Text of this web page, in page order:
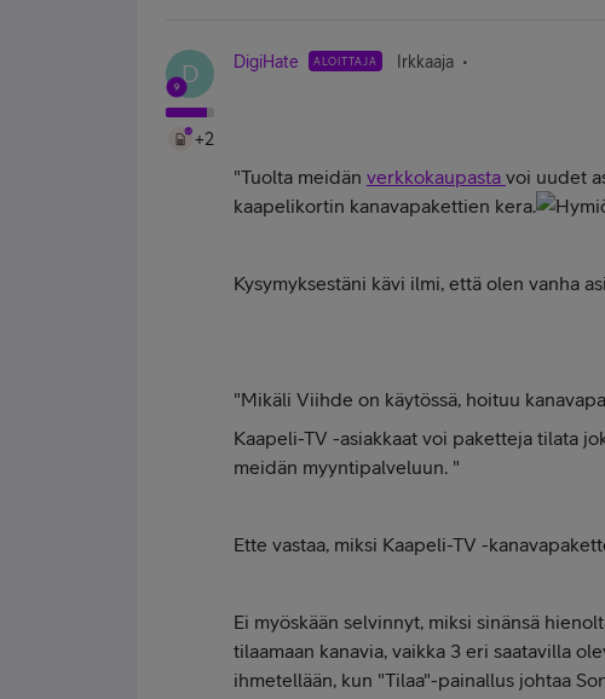
D
+2
DigiHate ALOITTAJA Irkkaaja
"Tuolta meidän verkkokaupasta voi uudet
kaapelikortin kanavapakettien kera.
Kysymyksestäni kävi ilmi, että olen vanha
"Mikäli Viihde on käytössä, hoituu
Kaapeli-TV -asiakkaat voi paketteja tilata
meidän myyntipalveluun. "
Ette vastaa, miksi Kaapeli-TV -
Ei myöskään selvinnyt, miksi sinänsä
tilaamaan kanavia, vaikka 3 eri saatavilla
ihmetellään, kun "Tilaa"-painallus johtaa